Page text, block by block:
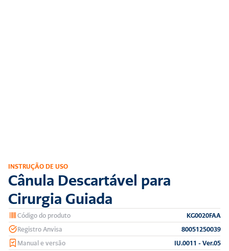
INSTRUÇÃO DE USO
Cânula Descartável para
Cirurgia Guiada
Código do produto
KG0020FAA
Registro Anvisa
80051250039
Manual e versão
IU.0011 - Ver.05